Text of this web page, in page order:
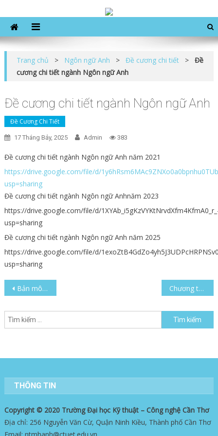
to
content
Khoa khoa học xã hội
Trang chủ > Ngôn ngữ Anh > Đề cương chi tiết >
Đề
cương chi tiết ngành Ngôn ngữ Anh
Đề cương chi tiết ngành Ngôn ngữ Anh
Đề Cương Chi Tiết
17 Tháng Bảy, 2025 Admin 383
Đề cương chi tiết ngành Ngôn ngữ Anh năm 2021
https://drive.google.com/file/d/
usp=sharing
Đề cương chi tiết ngành Ngôn ngữ Anhnăm 2023
https://drive.google.com/file/d/
usp=sharing
Đề cương chi tiết ngành Ngôn ngữ Anh năm 2025
https://drive.google.com/file/d/
usp=sharing
Điều
hướng
bài
Bản mô tả chương trình đào tạo ngành Ngôn ngữ Anh Chương trình dạy học ngành Ngôn ngữ Anh
kiếm
THÔNG TIN
Copyright © 2020 Trường Đại học Kỹ thuật – Công nghệ Cần Thơ
Địa chỉ: 256 Nguyễn Văn Cừ, Quận Ninh Kiều, Thành phố Cần Thơ